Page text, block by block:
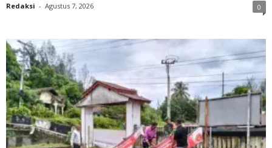
Redaksi - Agustus 7, 2026 0